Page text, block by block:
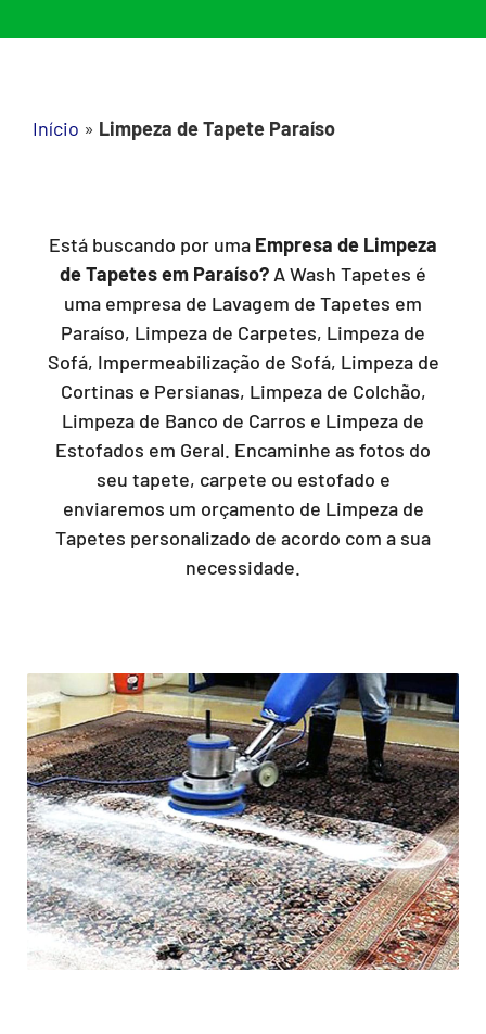
Início » Limpeza de Tapete Paraíso
Está buscando por uma Empresa de Limpeza
de Tapetes em Paraíso? A Wash Tapetes é
uma empresa de Lavagem de Tapetes em
Paraíso, Limpeza de Carpetes, Limpeza de
Sofá, Impermeabilização de Sofá, Limpeza de
Cortinas e Persianas, Limpeza de Colchão,
Limpeza de Banco de Carros e Limpeza de
Estofados em Geral. Encaminhe as fotos do
seu tapete, carpete ou estofado e
enviaremos um orçamento de Limpeza de
Tapetes personalizado de acordo com a sua
necessidade.